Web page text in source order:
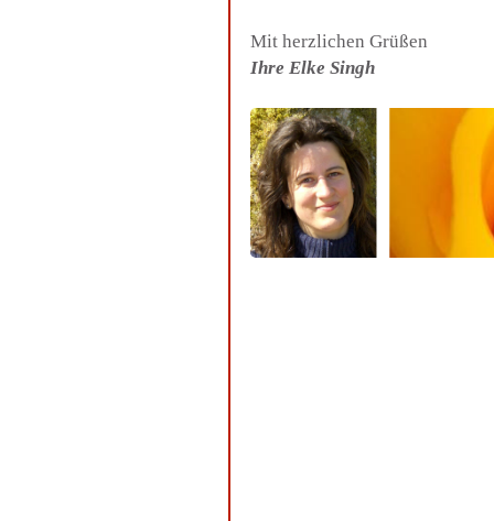
Mit herzlichen Grüßen
Ihre Elke Singh